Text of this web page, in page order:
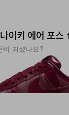
비 되셨나요?